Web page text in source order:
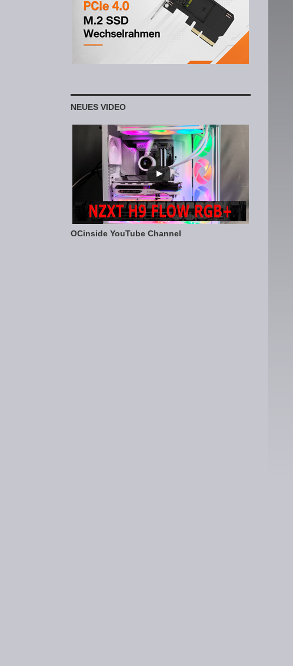
NEUES VIDEO
OCinside YouTube Channel